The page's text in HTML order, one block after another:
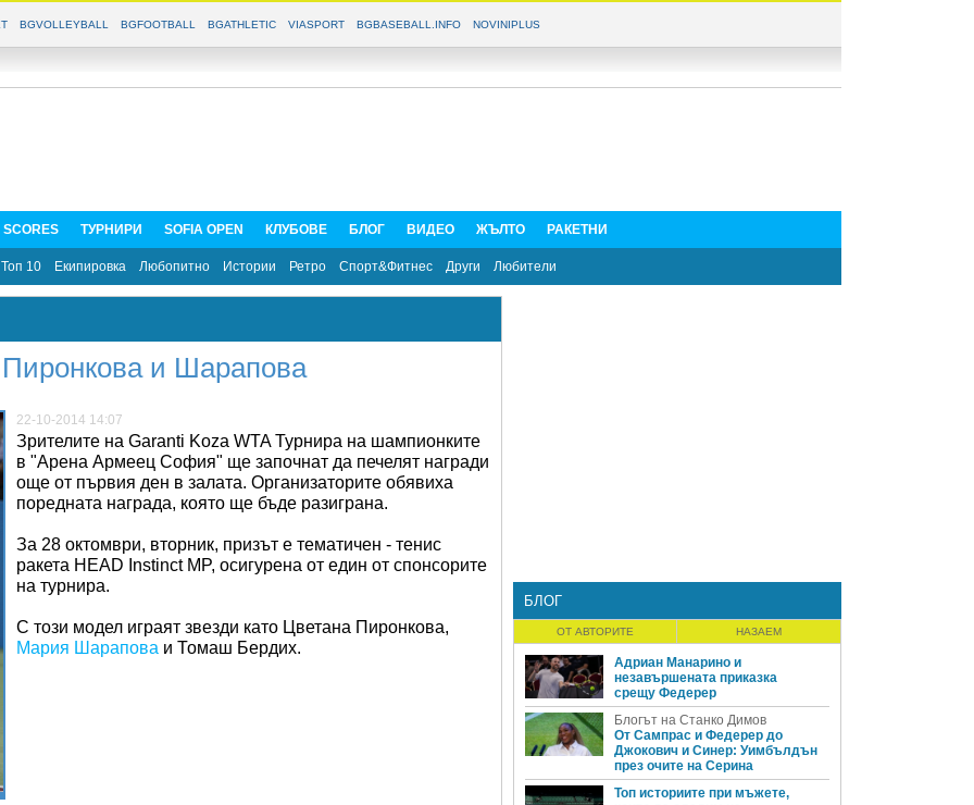
BGVOLLEYBALL BGFOOTBALL BGATHLETIC VIASPORT BGBASEBALL.INFO NOVINIPLUS
SCORES ТУРНИРИ SOFIA OPEN КЛУБОВЕ БЛОГ ВИДЕО ЖЪЛТО РАКЕТНИ
Топ 10 Екипировка Любопитно Истории Ретро Спорт&Фитнес Други Любители
Пиронкова и Шарапова
22-10-2014 14:07
Зрителите на Garanti Koza WTA Турнира на шампионките
в "Арена Армеец София" ще започнат да печелят награди
още от първия ден в залата. Организаторите обявиха
поредната награда, която ще бъде разиграна.
За 28 октомври, вторник, призът е тематичен - тенис
ракета HEAD Instinct MP, осигурена от един от спонсорите
на турнира.
С този модел играят звезди като Цветана Пиронкова,
Мария Шарапова и Томаш Бердих.
БЛОГ
ОТ АВТОРИТЕ НАЗАЕМ
Адриан Манарино и
незавършената приказка
срещу Федерер
Блогът на Станко Димов
От Сампрас и Федерер до
Джокович и Синер: Уимбълдън
през очите на Серина
Топ историите при мъжете,